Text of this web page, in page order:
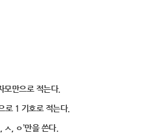
모만으로 적는다.
로 1 기호로 적는다.
, ㅇ’만을 쓴다.